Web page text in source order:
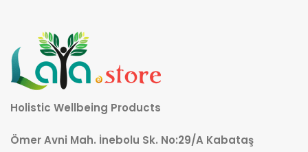
Holistic Wellbeing Products
Ömer Avni Mah. İnebolu Sk. No:29/A Kabataş